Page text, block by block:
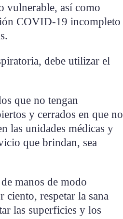
vulnerable, así como
COVID-19 incompleto
debe utilizar el
que no tengan
y cerrados en que no
las unidades médicas y
que brindan, sea
manos de modo
respetar la sana
las superficies y los